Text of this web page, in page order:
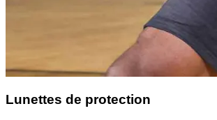
Lunettes de protection